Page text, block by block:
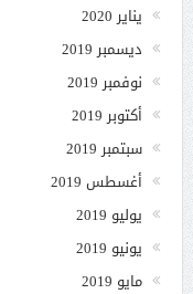
يناير 2020
ديسمبر 2019
نوفمبر 2019
أكتوبر 2019
سبتمبر 2019
أغسطس 2019
يوليو 2019
يونيو 2019
مايو 2019